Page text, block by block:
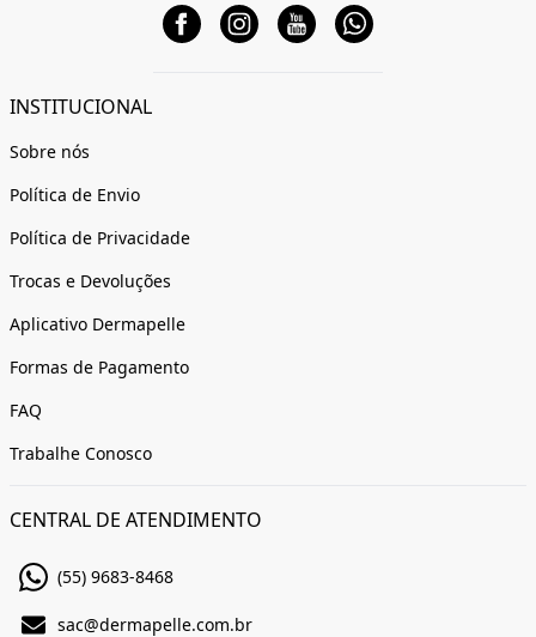
INSTITUCIONAL
Sobre nós
Política de Envio
Política de Privacidade
Trocas e Devoluções
Aplicativo Dermapelle
Formas de Pagamento
FAQ
Trabalhe Conosco
CENTRAL DE ATENDIMENTO
(55) 9683-8468
sac@dermapelle.com.br